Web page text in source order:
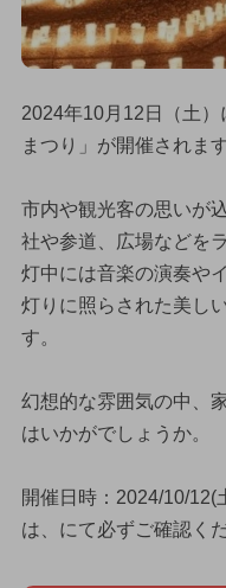
2024年10月12日（土）
まつり」が開催されます
市内や観光客の思いが
社や参道、広場などを
灯中には音楽の演奏や
灯りに照らされた美し
す。
幻想的な雰囲気の中、
はいかがでしょうか。
開催日時：2024/10/
は、にて必ずご確認く